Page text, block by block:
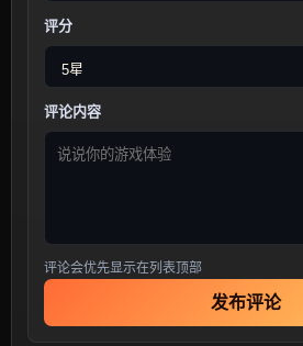
评分
评论内容
评论会优先显示在列表顶部
发布评论